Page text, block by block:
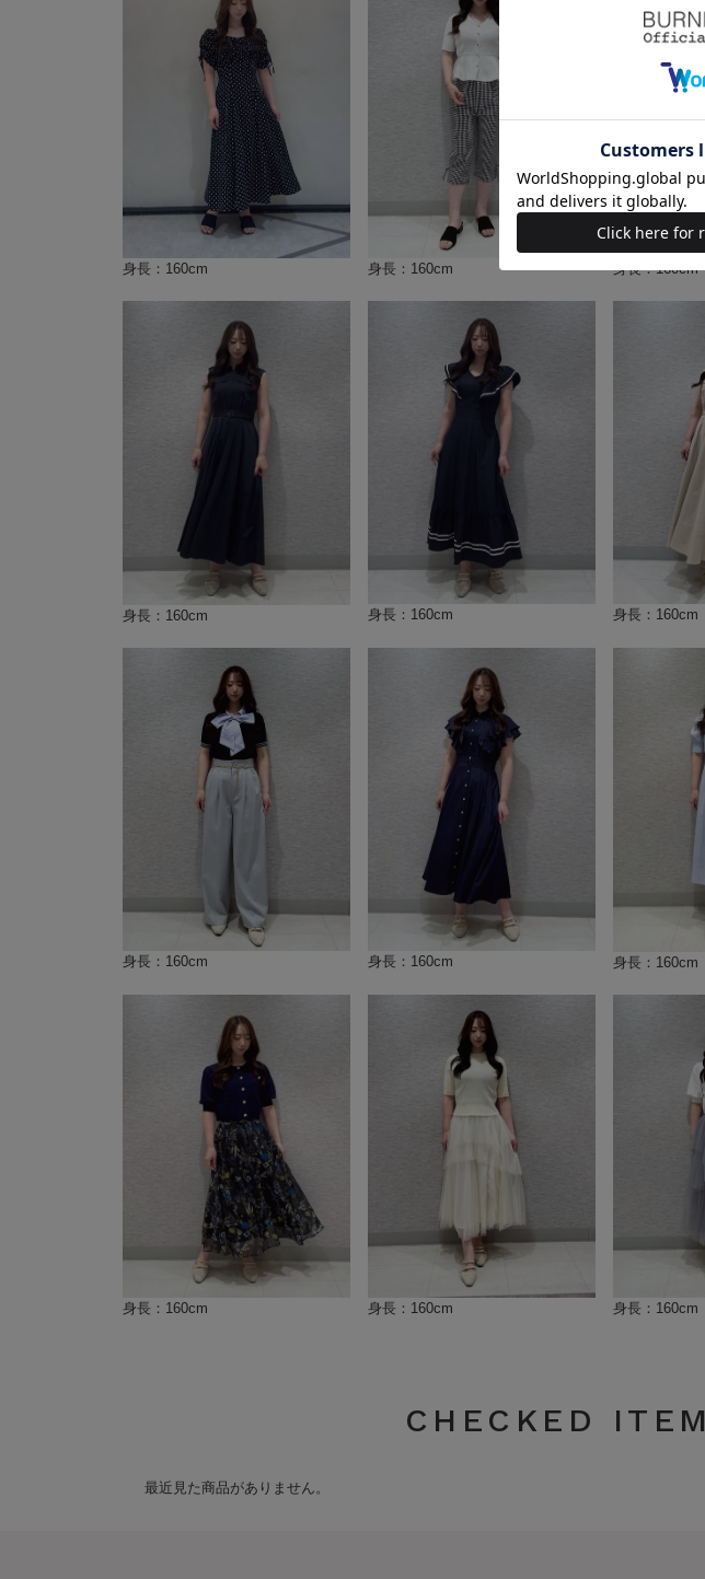
身長：160cm 身長：160cm 身長：160cm
身長：160cm 身長：160cm 身長：160cm
身長：160cm 身長：160cm 身長：160cm
身長：160cm 身長：160cm 身長：160cm
CHECKED ITEM
最近見た商品がありません。